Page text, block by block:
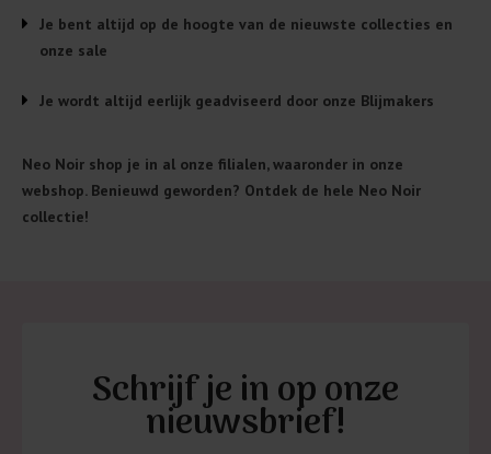
Je bent altijd op de hoogte van de nieuwste collecties en
onze sale
Je wordt altijd eerlijk geadviseerd door onze Blijmakers
Neo Noir shop je in al onze filialen, waaronder in onze
webshop. Benieuwd geworden? Ontdek de hele Neo Noir
collectie!
Schrijf je in op onze
nieuwsbrief!